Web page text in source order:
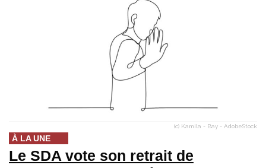
(c) Kamila - Bay - AdobeStock
À LA UNE
Le SDA vote son retrait de